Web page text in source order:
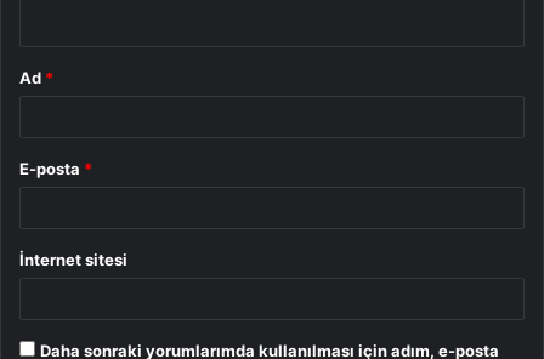
Ad *
E-posta *
İnternet sitesi
Daha sonraki yorumlarımda kullanılması için adım, e-posta